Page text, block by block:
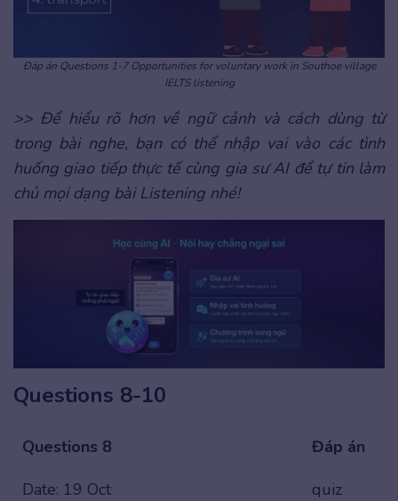
Đáp án Questions 1-7 Opportunities for voluntary work in Southoe village
IELTS listening
>> Để hiểu rõ hơn về ngữ cảnh và cách dùng từ
trong bài nghe, bạn có thể nhập vai vào các tình
huống giao tiếp thực tế cùng gia sư AI để tự tin làm
chủ mọi dạng bài Listening nhé!
Questions 8-10
Questions 8
Đáp án
Date: 19 Oct
quiz